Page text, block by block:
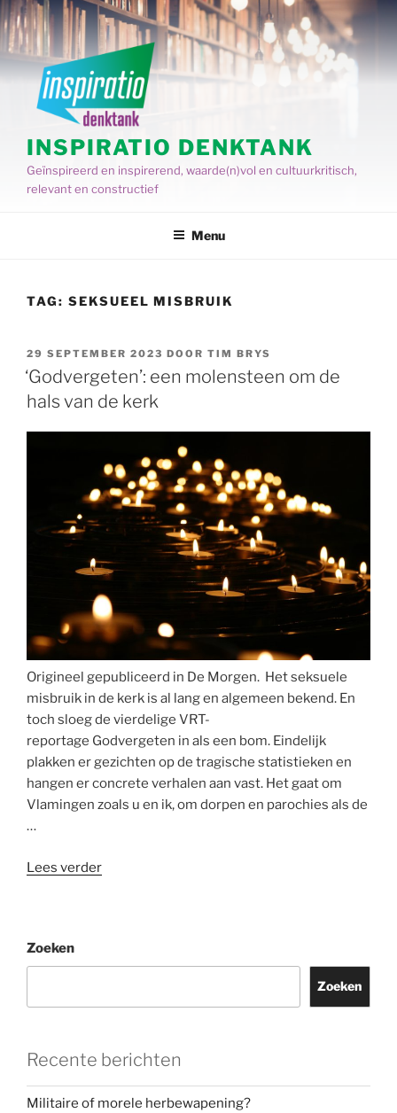
Spring
naar
de
inhoud
INSPIRATIO DENKTANK
Geïnspireerd en inspirerend, waarde(n)vol en cultuurkritisch,
relevant en constructief
Menu
TAG: SEKSUEEL MISBRUIK
GEPLAATST
OP
29 SEPTEMBER 2023 DOOR TIM BRYS
‘Godvergeten’: een molensteen om de
hals van de kerk
Origineel gepubliceerd in De Morgen. Het seksuele
misbruik in de kerk is al lang en algemeen bekend. En
toch sloeg de vierdelige VRT-
reportage Godvergeten in als een bom. Eindelijk
plakken er gezichten op de tragische statistieken en
hangen er concrete verhalen aan vast. Het gaat om
Vlamingen zoals u en ik, om dorpen en parochies als de
…
Lees verder“‘Godvergeten’:
Zoeken
Zoeken
Recente berichten
Militaire of morele herbewapening?